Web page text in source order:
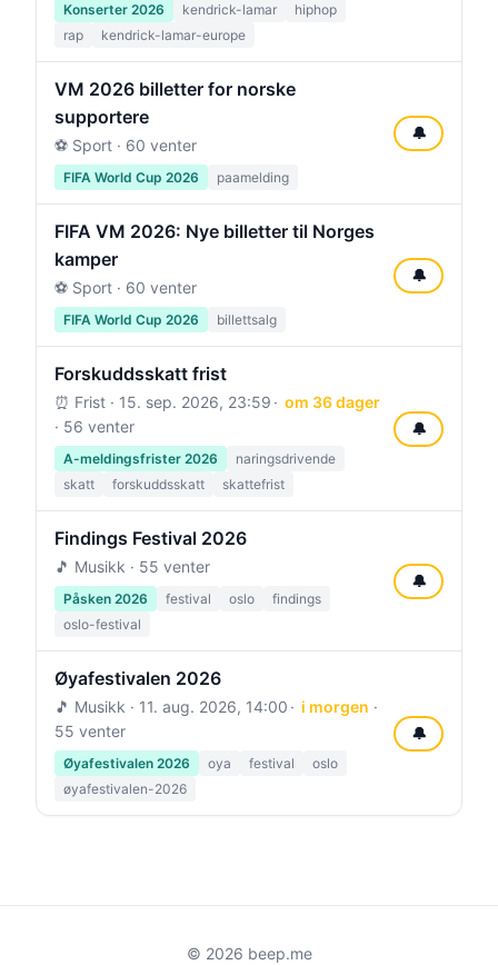
Konserter 2026 kendrick-lamar
hiphop
rap
kendrick-lamar-europe
VM 2026 billetter for norske
supportere
⚽ Sport · 60 venter
FIFA World Cup 2026 paamelding
🔔
FIFA VM 2026: Nye billetter til Norges
kamper
⚽ Sport · 60 venter
FIFA World Cup 2026 billettsalg
🔔
Forskuddsskatt frist
⏰ Frist · 15. sep. 2026, 23:59
om 36 dager
· 56 venter
A-meldingsfrister 2026
naringsdrivende
skatt
forskuddsskatt skattefrist
🔔
Findings Festival 2026
🎵 Musikk · 55 venter
Påsken 2026 festival oslo
findings
oslo-festival
🔔
Øyafestivalen 2026
🎵 Musikk · 11. aug. 2026, 14:00 i morgen ·
55 venter
Øyafestivalen 2026 oya festival
oslo
øyafestivalen-2026
🔔
© 2026 beep.me